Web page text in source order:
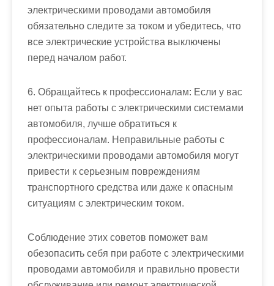
электрическими проводами автомобиля
обязательно следите за током и убедитесь, что
все электрические устройства выключены
перед началом работ.
6. Обращайтесь к профессионалам: Если у вас
нет опыта работы с электрическими системами
автомобиля, лучше обратиться к
профессионалам. Неправильные работы с
электрическими проводами автомобиля могут
привести к серьезным повреждениям
транспортного средства или даже к опасным
ситуациям с электрическим током.
Соблюдение этих советов поможет вам
обезопасить себя при работе с электрическими
проводами автомобиля и правильно провести